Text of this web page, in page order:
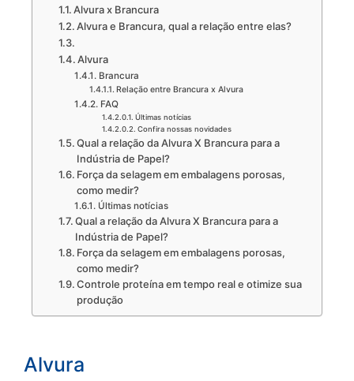
Alvura x Brancura
Alvura e Brancura, qual a relação entre elas?
Alvura
Brancura
Relação entre Brancura x Alvura
FAQ
Últimas notícias
Confira nossas novidades
Qual a relação da Alvura X Brancura para a
Indústria de Papel?
Força da selagem em embalagens porosas,
como medir?
Últimas notícias
Qual a relação da Alvura X Brancura para a
Indústria de Papel?
Força da selagem em embalagens porosas,
como medir?
Controle proteína em tempo real e otimize sua
produção
Alvura